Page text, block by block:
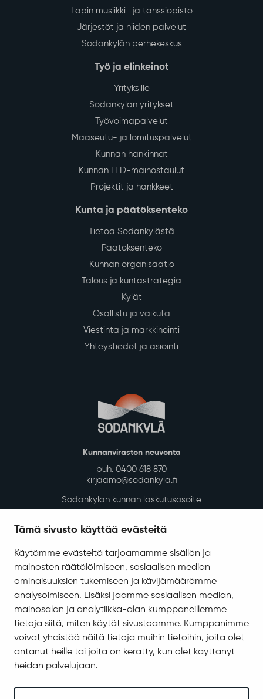
Tämä sivusto käyttää evästeitä
Käytämme evästeitä tarjoamamme sisällön ja
mainosten räätälöimiseen, sosiaalisen median
ominaisuuksien tukemiseen ja kävijämäärämme
analysoimiseen. Lisäksi jaamme sosiaalisen median,
mainosalan ja analytiikka-alan kumppaneillemme
tietoja siitä, miten käytät sivustoamme. Kumppanimme
voivat yhdistää näitä tietoja muihin tietoihin, joita olet
antanut heille tai joita on kerätty, kun olet käyttänyt
heidän palvelujaan.
Lapin musiikki- ja tanssiopisto
Järjestöt ja niiden palvelut
Sodankylän perhekeskus
Työ ja elinkeinot
Yrityksille
Sodankylän yritykset
Työvoimapalvelut
Maaseutu- ja lomituspalvelut
Kunnan hankinnat
Kunnan LED-mainostaulut
Projektit ja hankkeet
Kunta ja päätöksenteko
Tietoa Sodankylästä
Päätöksenteko
Kunnan organisaatio
Talous ja kuntastrategia
Kylät
Osallistu ja vaikuta
Viestintä ja markkinointi
Yhteystiedot ja asiointi
Kunnanviraston neuvonta
puh. 0400 618 870
kirjaamo@sodankyla.fi
Sodankylän kunnan laskutusosoite
Asiakirjajulkisuuskuvaus
Evästeiden hallinta
Yhteystiedot
Jäämerentie 1, 99601 Sodankylä
Kaikki yhteystiedot
Henkilökunnan intranet